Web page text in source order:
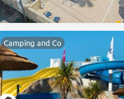
Camping and Co